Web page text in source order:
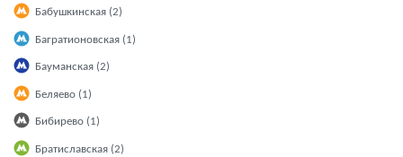
Бабушкинская (2)
Багратионовская (1)
Бауманская (2)
Беляево (1)
Бибирево (1)
Братиславская (2)